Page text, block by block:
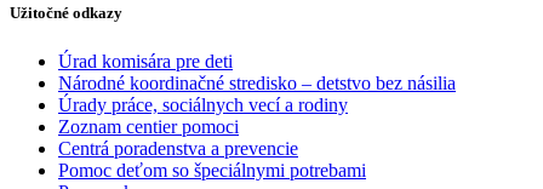
Užitočné odkazy
Úrad komisára pre deti
Národné koordinačné stredisko – detstvo bez násilia
Úrady práce, sociálnych vecí a rodiny
Zoznam centier pomoci
Centrá poradenstva a prevencie
Pomoc deťom so špeciálnymi potrebami